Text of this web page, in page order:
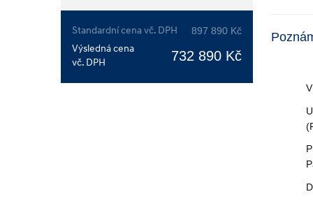
Standardní cena vč. DPH 897 890 Kč
Výsledná cena
vč. DPH
732 890 Kč